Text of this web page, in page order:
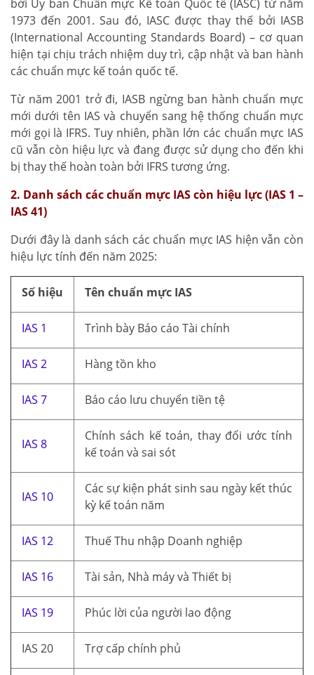
bởi Ủy ban Chuẩn mực Kế toán Quốc tế (IASC) từ năm
1973 đến 2001. Sau đó, IASC được thay thế bởi IASB
(International Accounting Standards Board) – cơ quan
hiện tại chịu trách nhiệm duy trì, cập nhật và ban hành
các chuẩn mực kế toán quốc tế.
Từ năm 2001 trở đi, IASB ngừng ban hành chuẩn mực
mới dưới tên IAS và chuyển sang hệ thống chuẩn mực
mới gọi là IFRS. Tuy nhiên, phần lớn các chuẩn mực IAS
cũ vẫn còn hiệu lực và đang được sử dụng cho đến khi
bị thay thế hoàn toàn bởi IFRS tương ứng.
2. Danh sách các chuẩn mực IAS còn hiệu lực (IAS 1 –
IAS 41)
Dưới đây là danh sách các chuẩn mực IAS hiện vẫn còn
hiệu lực tính đến năm 2025:
Số hiệu Tên chuẩn mực IAS
IAS 1 Trình bày Báo cáo Tài chính
IAS 2 Hàng tồn kho
IAS 7 Báo cáo lưu chuyển tiền tệ
IAS 8
Chính sách kế toán, thay đổi ước tính
kế toán và sai sót
IAS 10
Các sự kiện phát sinh sau ngày kết thúc
kỳ kế toán năm
IAS 12 Thuế Thu nhập Doanh nghiệp
IAS 16 Tài sản, Nhà máy và Thiết bị
IAS 19 Phúc lời của người lao động
IAS 20 Trợ cấp chính phủ